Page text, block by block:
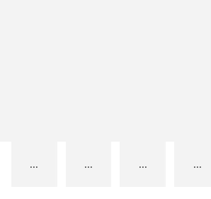
... ... ... ...